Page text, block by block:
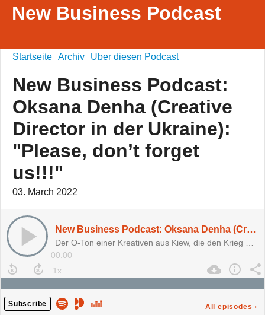
New Business Podcast
Startseite Archiv Über diesen Podcast
New Business Podcast:
Oksana Denha (Creative
Director in der Ukraine):
"Please, don’t forget
us!!!"
03. March 2022
New Business Podcast: Oksana Denha (Creative Director in der Ukraine): "Please, don’t forget us!!!"
00:00
Subscribe All episodes ›